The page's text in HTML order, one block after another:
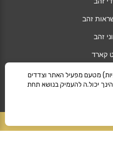
זהב
זהב
קארד
אתר
מטעם מפעיל האתר וצדדים
הינך יכול.ה להעמיק בנושא תחת